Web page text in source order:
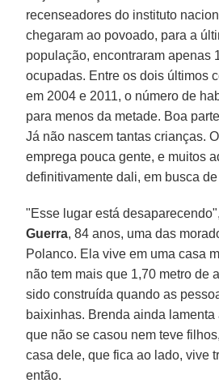
recenseadores do instituto
chegaram ao povoado, para a
população, encontraram apenas
ocupadas. Entre os dois últimos
em 2004 e 2011, o número de
para menos da metade. Boa
Já não nascem tantas crianças.
emprega pouca gente, e muitos
definitivamente dali, em busca
"Esse lugar está
Guerra, 84 anos, uma das
Polanco. Ela vive em uma casa
não tem mais que 1,70 metro de
sido construída quando as
baixinhas. Brenda ainda lamenta
que não se casou nem teve
casa dele, que fica ao lado, vive
então.